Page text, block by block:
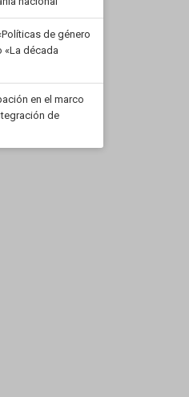
de género
«La década
en el marco
de